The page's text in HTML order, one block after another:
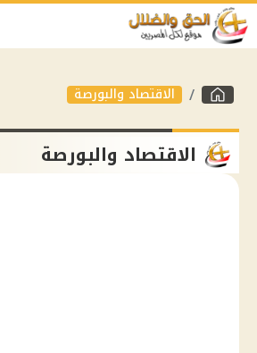
الاقتصاد والبورصة
الاقتصاد والبورصة